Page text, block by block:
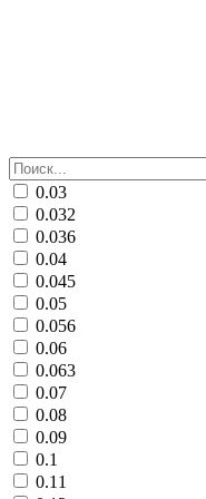
0.03
0.032
0.036
0.04
0.045
0.05
0.056
0.06
0.063
0.07
0.08
0.09
0.1
0.11